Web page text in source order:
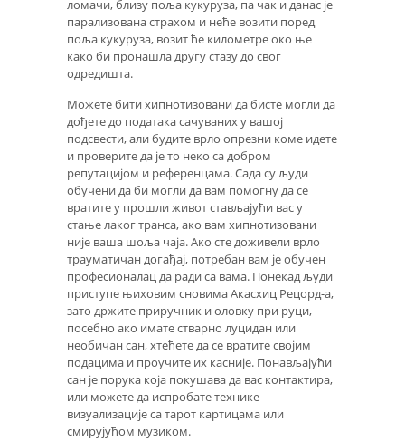
ломачи, близу поља кукуруза, па чак и данас је
парализована страхом и неће возити поред
поља кукуруза, возит ће километре око ње
како би пронашла другу стазу до свог
одредишта.
Можете бити хипнотизовани да бисте могли да
дођете до података сачуваних у вашој
подсвести, али будите врло опрезни коме идете
и проверите да је то неко са добром
репутацијом и референцама. Сада су људи
обучени да би могли да вам помогну да се
вратите у прошли живот стављајући вас у
стање лаког транса, ако вам хипнотизовани
није ваша шоља чаја. Ако сте доживели врло
трауматичан догађај, потребан вам је обучен
професионалац да ради са вама. Понекад људи
приступе њиховим сновима Акасхиц Рецорд-а,
зато држите приручник и оловку при руци,
посебно ако имате стварно луцидан или
необичан сан, хтећете да се вратите својим
подацима и проучите их касније. Понављајући
сан је порука која покушава да вас контактира,
или можете да испробате технике
визуализације са тарот картицама или
смирујућом музиком.